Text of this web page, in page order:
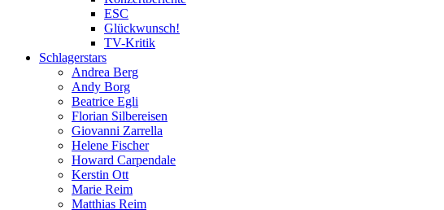
ESC
Glückwunsch!
TV-Kritik
Schlagerstars
Andrea Berg
Andy Borg
Beatrice Egli
Florian Silbereisen
Giovanni Zarrella
Helene Fischer
Howard Carpendale
Kerstin Ott
Marie Reim
Matthias Reim